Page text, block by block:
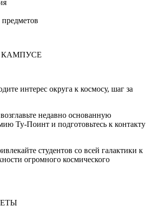
интерес округа к космосу, шаг за
недавно основанную
Ту-Поинт и подготовьтесь к контакту
студентов со всей галактики к
огромного космического